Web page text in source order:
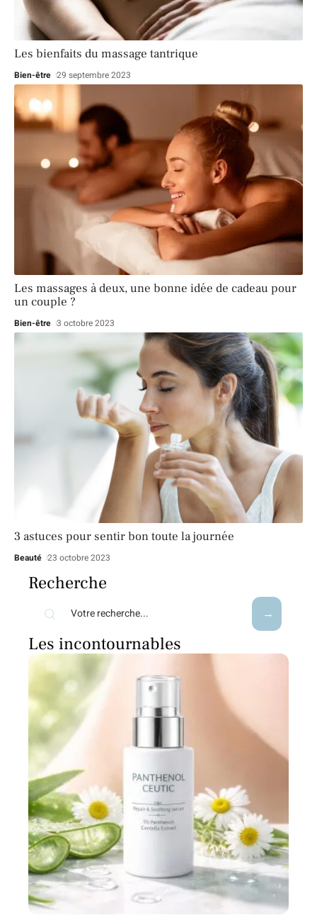
Les bienfaits du massage tantrique
Bien-être 29 septembre 2023
Les massages à deux, une bonne idée de cadeau pour
un couple ?
Bien-être 3 octobre 2023
3 astuces pour sentir bon toute la journée
Beauté 23 octobre 2023
Recherche
Les incontournables